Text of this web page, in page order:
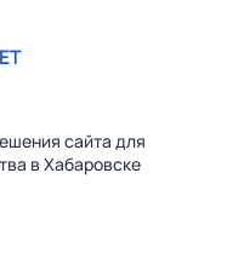
сайта для
в Хабаровске